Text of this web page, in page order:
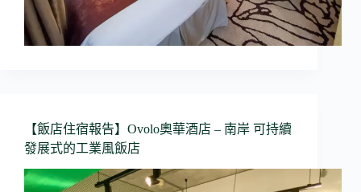
【飯店住宿報告】Ovolo奧華酒店 – 南岸 可持續
發展式的工業風飯店